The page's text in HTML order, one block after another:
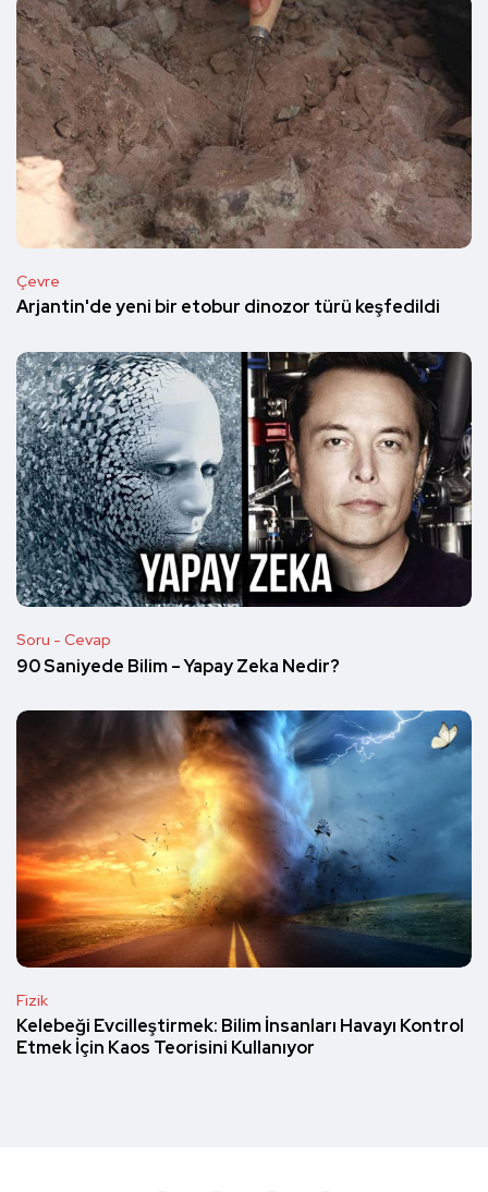
Çevre
Arjantin'de yeni bir etobur dinozor türü keşfedildi
Soru - Cevap
90 Saniyede Bilim – Yapay Zeka Nedir?
Fizik
Kelebeği Evcilleştirmek: Bilim İnsanları Havayı Kontrol
Etmek İçin Kaos Teorisini Kullanıyor